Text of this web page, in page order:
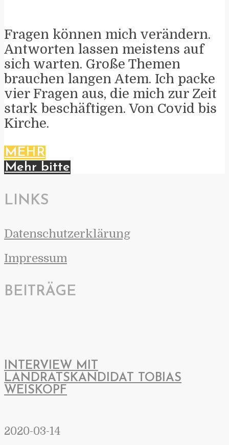
Fragen können mich verändern.
Antworten lassen meistens auf
sich warten. Große Themen
brauchen langen Atem. Ich packe
vier Fragen aus, die mich zur Zeit
stark beschäftigen. Von Covid bis
Kirche.
MEHR
Mehr bitte
LINKS
Datenschutzerklärung
Impressum
BEITRÄGE
INTERVIEW MIT
LANDRATSKANDIDAT TOBIAS
WEISKOPF
2020-03-14